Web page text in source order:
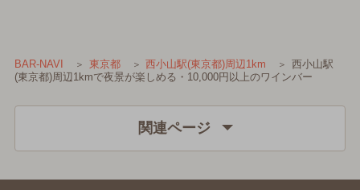
BAR-NAVI 東京都 西小山駅(東京都)周辺1km
西小山駅
(東京都)周辺1kmで夜景が楽しめる・10,000円以上のワインバー
関連ページ